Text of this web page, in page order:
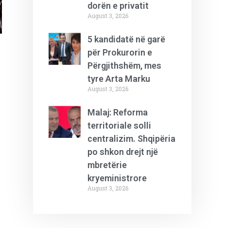
dorën e privatit
August 3, 2026
5 kandidatë në garë
për Prokurorin e
Përgjithshëm, mes
tyre Arta Marku
August 3, 2026
Malaj: Reforma
territoriale solli
centralizim. Shqipëria
po shkon drejt një
mbretërie
kryeministrore
August 3, 2026